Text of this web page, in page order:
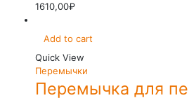
0out of 5
1610,00₽
Add to cart
Quick View
Перемычки
Перемычка для